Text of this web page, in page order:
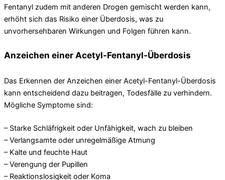
Fentanyl zudem mit anderen Drogen gemischt werden kann,
erhöht sich das Risiko einer Überdosis, was zu
unvorhersehbaren Wirkungen und Folgen führen kann.
Anzeichen einer Acetyl-Fentanyl-Überdosis
Das Erkennen der Anzeichen einer Acetyl-Fentanyl-Überdosis
kann entscheidend dazu beitragen, Todesfälle zu verhindern.
Mögliche Symptome sind:
– Starke Schläfrigkeit oder Unfähigkeit, wach zu bleiben
– Verlangsamte oder unregelmäßige Atmung
– Kalte und feuchte Haut
– Verengung der Pupillen
– Reaktionslosigkeit oder Koma